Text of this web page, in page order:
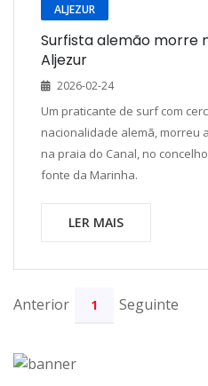
ALJEZUR
Surfista alemão morre
Aljezur
2026-02-24
Um praticante de surf com
nacionalidade alemã, morreu
na praia do Canal, no
fonte da Marinha.
LER MAIS
Anterior 1 Seguinte